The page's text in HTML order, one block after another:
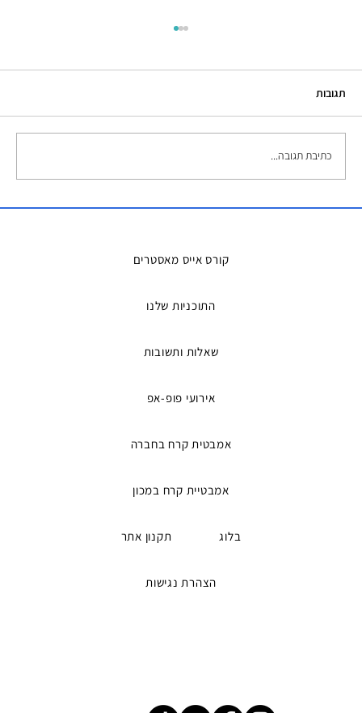
תגובות
כתיבת תגובה...
קורס אייס מאסטרים
התוכניות שלנו
שאלות ותשובות
אירועי פופ-אפ
אמבטית קרח בחברה
אמבטיית קרח במכון
בלוג תקנון אתר
הצהרת נגישות